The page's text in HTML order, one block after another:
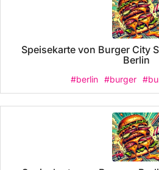
Speisekarte von Burger City
Berlin
#berlin #burger